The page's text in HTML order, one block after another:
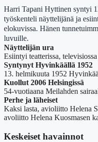
Harri Tapani Hyttinen syntyi
työskenteli näyttelijänä ja
elokuvissa. Hänen
luvuille.
Näyttelijän ura
Esiintyi teatterissa,
Syntynyt Hyvinkäällä 1952
13. helmikuuta 1952
Kuollut 2006 Helsingissä
54-vuotiaana Meilahden
Perhe ja läheiset
Kaksi lasta, avioliitto Helena
avoliitto Helena Kuosmasen
Keskeiset havainnot